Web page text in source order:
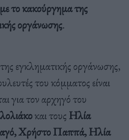
με το κακούργημα της
οργάνωσης.
εγκληματικής οργάνωσης,
του κόμματος είναι
για τον αρχηγό του
και τους Ηλία
Χρήστο Παππά, Ηλία